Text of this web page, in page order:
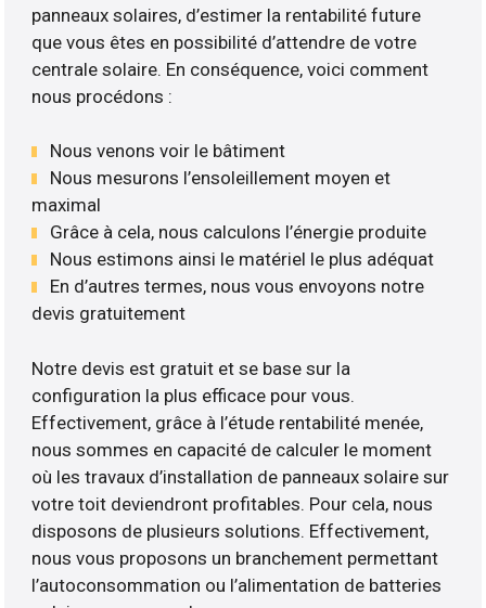
panneaux solaires, d’estimer la rentabilité future
que vous êtes en possibilité d’attendre de votre
centrale solaire. En conséquence, voici comment
nous procédons :
Nous venons voir le bâtiment
Nous mesurons l’ensoleillement moyen et
maximal
Grâce à cela, nous calculons l’énergie produite
Nous estimons ainsi le matériel le plus adéquat
En d’autres termes, nous vous envoyons notre
devis gratuitement
Notre devis est gratuit et se base sur la
configuration la plus efficace pour vous.
Effectivement, grâce à l’étude rentabilité menée,
nous sommes en capacité de calculer le moment
où les travaux d’installation de panneaux solaire sur
votre toit deviendront profitables. Pour cela, nous
disposons de plusieurs solutions. Effectivement,
nous vous proposons un branchement permettant
l’autoconsommation ou l’alimentation de batteries